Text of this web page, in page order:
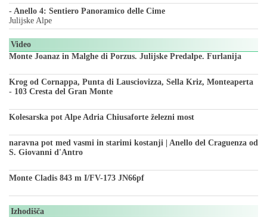
- Anello 4: Sentiero Panoramico delle Cime
Julijske Alpe
Video
Monte Joanaz in Malghe di Porzus. Julijske Predalpe. Furlanija
Krog od Cornappa, Punta di Lausciovizza, Sella Kriz, Monteaperta
- 103 Cresta del Gran Monte
Kolesarska pot Alpe Adria Chiusaforte železni most
naravna pot med vasmi in starimi kostanji | Anello del Craguenza od
S. Giovanni d'Antro
Monte Cladis 843 m I/FV-173 JN66pf
Izhodišča